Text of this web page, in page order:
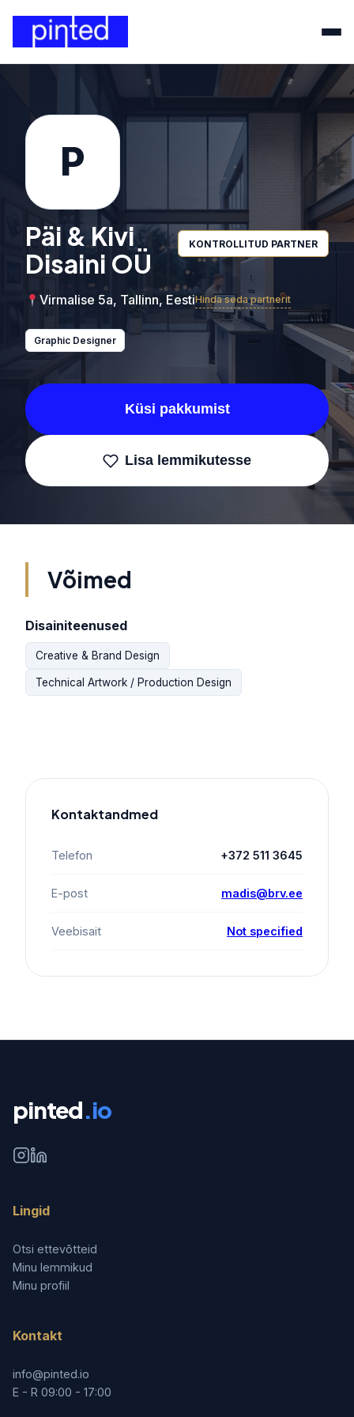
P
Päi & Kivi
Disaini OÜ
KONTROLLITUD PARTNER
Virmalise 5a, Tallinn, EestiHinda seda partnerit
Graphic Designer
Küsi pakkumist
Lisa lemmikutesse
Võimed
Disainiteenused
Creative & Brand Design
Technical Artwork / Production Design
Kontaktandmed
Telefon +372 511 3645
E-post madis@brv.ee
Veebisait Not specified
pinted.io
Lingid
Otsi ettevõtteid
Minu lemmikud
Minu profiil
Kontakt
info@pinted.io
E - R 09:00 - 17:00